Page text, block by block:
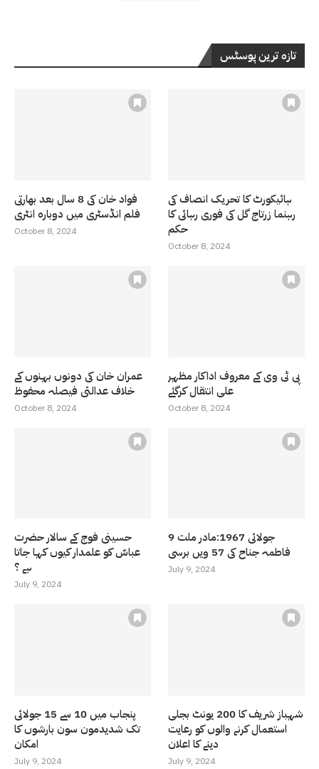
تازہ ترین پوسٹس
فواد خان کی 8 سال بعد بھارتی
فلم انڈسٹری میں دوبارہ انٹری
October 8, 2024
ہائیکورٹ کا تحریک انصاف کی
رہنما زرتاج گل کی فوری رہائی کا
حکم
October 8, 2024
عمران خان کی دونوں بہنوں کے
خلاف عدالتی فیصلہ محفوظ
October 8, 2024
پی ٹی وی کے معروف اداکار مظہر
علی انتقال کرگئے
October 8, 2024
حسینی فوج کے سالار حضرت
عباسّ کو علمدار کیوں کہا جاتا
ہے ؟
July 9, 2024
9 جولائی 1967:مادر ملت
فاطمہ جناح کی 57 ویں برسی
July 9, 2024
پنجاب میں 10 سے 15 جولائی
تک شدیدمون سون بارشوں کا
امکان
July 9, 2024
شہباز شریف کا 200 یونٹ بجلی
استعمال کرنے والوں کو رعایت
دینے کا اعلان
July 9, 2024